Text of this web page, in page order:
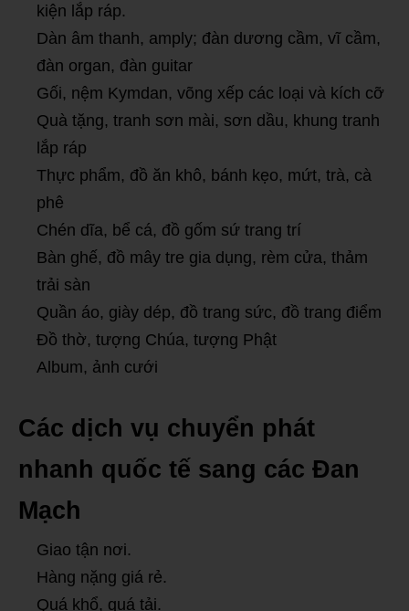
kiện lắp ráp.
Dàn âm thanh, amply; đàn dương cầm, vĩ cầm,
đàn organ, đàn guitar
Gối, nệm Kymdan, võng xếp các loại và kích cỡ
Quà tặng, tranh sơn mài, sơn dầu, khung tranh
lắp ráp
Thực phẩm, đồ ăn khô, bánh kẹo, mứt, trà, cà
phê
Chén dĩa, bể cá, đồ gốm sứ trang trí
Bàn ghế, đồ mây tre gia dụng, rèm cửa, thảm
trải sàn
Quần áo, giày dép, đồ trang sức, đồ trang điểm
Đồ thờ, tượng Chúa, tượng Phật
Album, ảnh cưới
Các dịch vụ chuyển phát
nhanh quốc tế sang các Đan
Mạch
Giao tận nơi.
Hàng nặng giá rẻ.
Quá khổ, quá tải.